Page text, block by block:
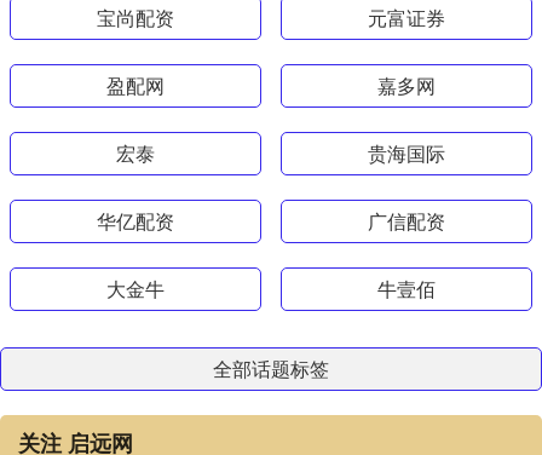
宝尚配资 元富证券
盈配网 嘉多网
宏泰 贵海国际
华亿配资 广信配资
大金牛 牛壹佰
全部话题标签
关注 启远网